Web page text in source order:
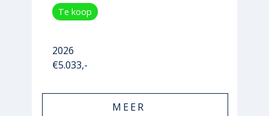
Te koop
2026
€5.033,-
MEER